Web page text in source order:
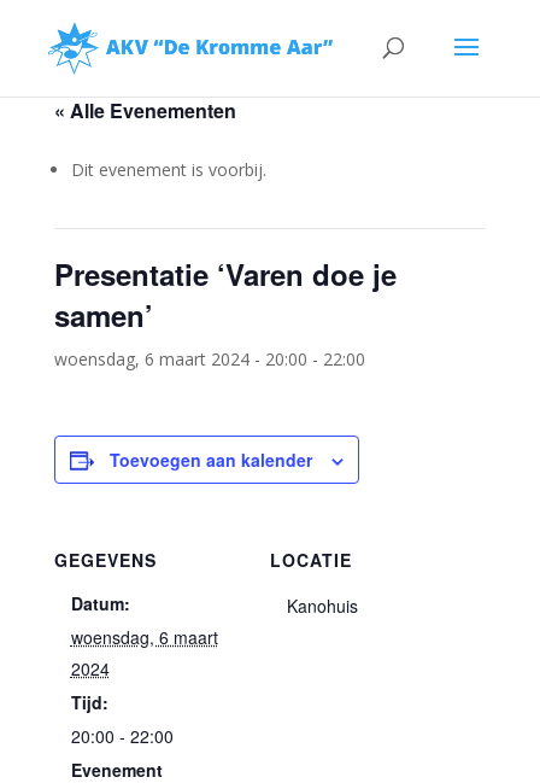
« Alle Evenementen
Dit evenement is voorbij.
Presentatie ‘Varen doe je
samen’
woensdag, 6 maart 2024 - 20:00 - 22:00
Toevoegen aan kalender
GEGEVENS
Datum:
woensdag, 6 maart
2024
Tijd:
20:00 - 22:00
Evenement
LOCATIE
Kanohuis